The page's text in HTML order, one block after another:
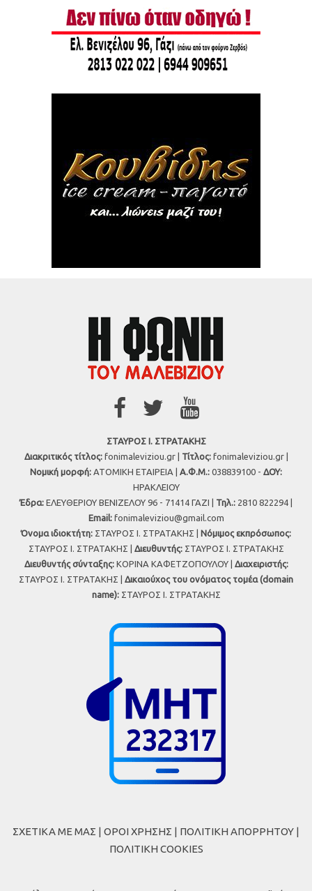
ΣΤΑΥΡΟΣ Ι. ΣΤΡΑΤΑΚΗΣ
Διακριτικός τίτλος:fonimaleviziou.gr | Τίτλος:fonimaleviziou.gr |
Νομική μορφή: ΑΤΟΜΙΚΗ ΕΤΑΙΡΕΙΑ | Α.Φ.Μ.: 038839100 - ΔΟΥ:
ΗΡΑΚΛΕΙΟΥ
Έδρα: ΕΛΕΥΘΕΡΙΟΥ ΒΕΝΙΖΕΛΟΥ 96 - 71414 ΓΑΖΙ | Τηλ.: 2810 822294 |
Εmail: fonimaleviziou@gmail.com
Όνομα ιδιοκτήτη: ΣΤΑΥΡΟΣ Ι. ΣΤΡΑΤΑΚΗΣ | Νόμιμος εκπρόσωπος:
ΣΤΑΥΡΟΣ Ι. ΣΤΡΑΤΑΚΗΣ | Διευθυντής:ΣΤΑΥΡΟΣ Ι. ΣΤΡΑΤΑΚΗΣ
Διευθυντής σύνταξης:ΚΟΡΙΝΑ ΚΑΦΕΤΖΟΠΟΥΛΟΥ | Διαχειριστής:
ΣΤΑΥΡΟΣ Ι. ΣΤΡΑΤΑΚΗΣ | Δικαιούχος του ονόματος τομέα (domain
name):ΣΤΑΥΡΟΣ Ι. ΣΤΡΑΤΑΚΗΣ
ΣΧΕΤΙΚΑ ΜΕ ΜΑΣ | ΟΡΟΙ ΧΡΗΣΗΣ | ΠΟΛΙΤΙΚΗ ΑΠΟΡΡΗΤΟΥ |
ΠΟΛΙΤΙΚΗ COOKIES